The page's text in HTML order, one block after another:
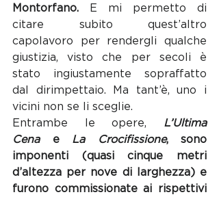
Montorfano.
E mi permetto di
citare subito quest’altro
capolavoro per rendergli qualche
giustizia, visto che per secoli è
stato ingiustamente sopraffatto
dal dirimpettaio. Ma tant’è, uno i
vicini non se li sceglie.
Entrambe le opere, L’Ultima
Cena e La Crocifissione, sono
imponenti (quasi cinque metri
d’altezza per nove di larghezza) e
furono commissionate ai rispettivi